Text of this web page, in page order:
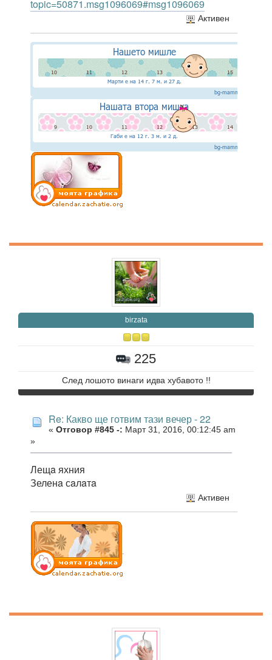
topic=50871.msg1096069#msg1096069
Активен
birzata
225
След лошото винаги идва хубавото !!
Re: Какво ще готвим тази вечер - 22
« Отговор #845 -: Март 31, 2016, 00:12:45 am
»
Лещa яхния
Зеленa сaлaтa
Активен